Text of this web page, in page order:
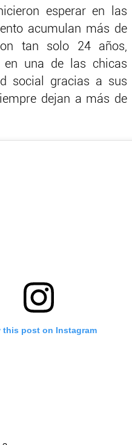
esperar en las
acumulan más de
tan solo 24 años,
en una de las chicas
social gracias a sus
dejan a más de
this post on Instagram